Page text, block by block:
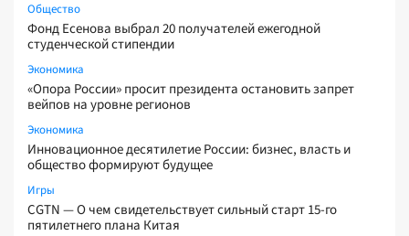
Общество
Фонд Есенова выбрал 20 получателей ежегодной
студенческой стипендии
Экономика
«Опора России» просит президента остановить запрет
вейпов на уровне регионов
Экономика
Инновационное десятилетие России: бизнес, власть и
общество формируют будущее
Игры
CGTN — О чем свидетельствует сильный старт 15-го
пятилетнего плана Китая